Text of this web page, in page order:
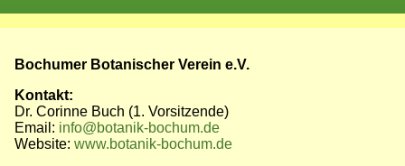
Bochumer Botanischer Verein e.V.
Kontakt:
Dr. Corinne Buch (1. Vorsitzende)
Email: info@botanik-bochum.de
Website: www.botanik-bochum.de